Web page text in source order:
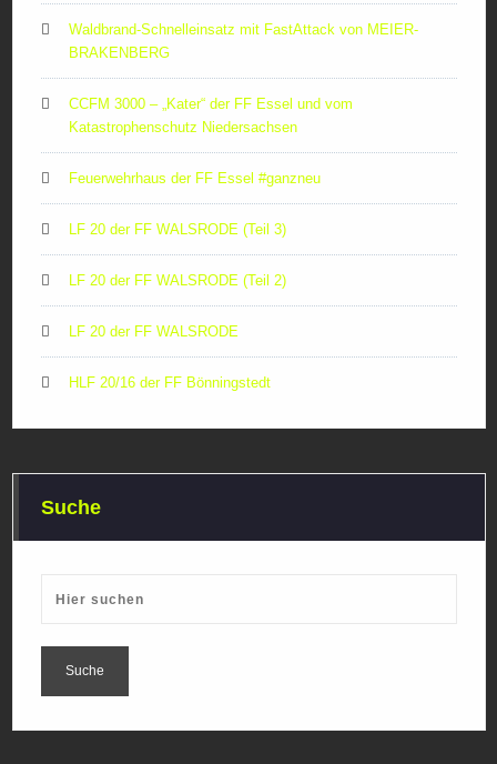
Waldbrand-Schnelleinsatz mit FastAttack von MEIER-
BRAKENBERG
CCFM 3000 – „Kater“ der FF Essel und vom
Katastrophenschutz Niedersachsen
Feuerwehrhaus der FF Essel #ganzneu
LF 20 der FF WALSRODE (Teil 3)
LF 20 der FF WALSRODE (Teil 2)
LF 20 der FF WALSRODE
HLF 20/16 der FF Bönningstedt
Suche